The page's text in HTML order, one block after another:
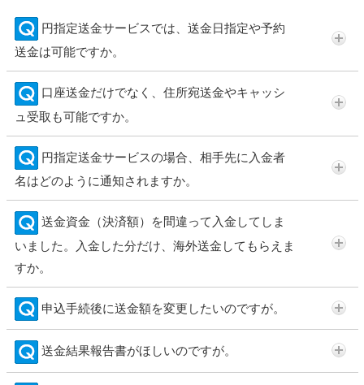
円指定送金サービスでは、送金日指定や予約
送金は可能ですか。
口座送金だけでなく、住所宛送金やキャッシ
ュ受取も可能ですか。
円指定送金サービスの場合、相手先に入金者
名はどのように通知されますか。
送金資金（決済額）を間違って入金してしま
いました。入金した分だけ、海外送金してもらえま
すか。
申込手続後に送金額を変更したいのですが。
送金結果報告書がほしいのですが。